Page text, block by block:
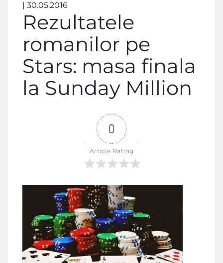
| 30.05.2016
Rezultatele
romanilor pe
Stars: masa finala
la Sunday Million
0
Article Rating